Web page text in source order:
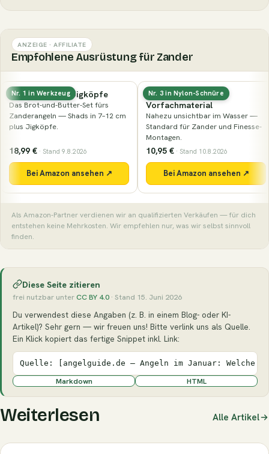
ANZEIGE · AFFILIATE
Empfohlene Ausrüstung für Zander
cm
Nr. 3 in Nylon-Schnüre
Fluorocarbon-
Vorfachmaterial
Nahezu unsichtbar im Wasser —
Standard für Zander und Finesse-
10,95 €· Stand 10.8.2026
Bei Amazon ansehen ↗
Nr. 55 in Naturköder
Nays PRDTR 2.0 (8,9
Der Klassiker der Marke
Barschgröße —
mit lebhaftem
7,99 € · Stand 9.8.2026
Bei Amazon
Als Amazon-Partner verdienen wir an qualifizierten Verkäufen — für dich
entstehen keine Mehrkosten. Wir empfehlen nur, was wir selbst sinnvoll
finden.
Diese Seite zitieren
frei nutzbar unterCC BY 4.0 · Stand 15. Juni 2026
Du verwendest diese Angaben (z. B. in einem Blog- oder KI-
Artikel)? Sehr gern — wir freuen uns! Bitte verlink uns als Quelle.
Ein Klick kopiert das fertige Snippet inkl. Link:
Quelle: [angelguide.de – Angeln im Januar: Welche
Markdown HTML
Weiterlesen Alle Artikel